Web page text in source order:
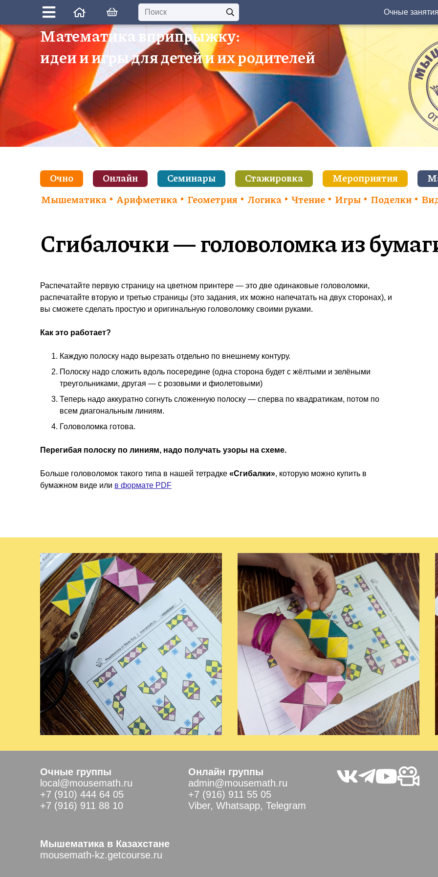
Очные
Математика вприпрыжку:
идеи и игры для детей и их родителей
Очно Онлайн Семинары Стажировка Мероприятия
Мышематика
Арифметика Геометрия Логика Чтение Игры Поделки
Сгибалочки — головоломка из
Распечатайте первую страницу на цветном принтере — это две одинаковые головоломки,
распечатайте вторую и третью страницы (это задания, их можно напечатать на двух сторонах), и
вы сможете сделать простую и оригинальную головоломку своими руками.
Как это работает?
Каждую полоску надо вырезать отдельно по внешнему контуру.
Полоску надо сложить вдоль посередине (одна сторона будет с жёлтыми и зелёными
треугольниками, другая — с розовыми и фиолетовыми)
Теперь надо аккуратно согнуть сложенную полоску — сперва по квадратикам, потом по
всем диагональным линиям.
Головоломка готова.
Перегибая полоску по линиям, надо получать узоры на схеме.
Больше головоломок такого типа в нашей тетрадке «Сгибалки», которую можно купить в
бумажном виде или в формате PDF
Онлайн группы
admin@mousemath.ru
+7 (916) 911 55 05
Viber, Whatsapp, Telegram
Очные группы
local@mousemath.ru
+7 (910) 444 64 05
+7 (916) 911 88 10
Мышематика в Казахстане
mousemath-kz.getcourse.ru